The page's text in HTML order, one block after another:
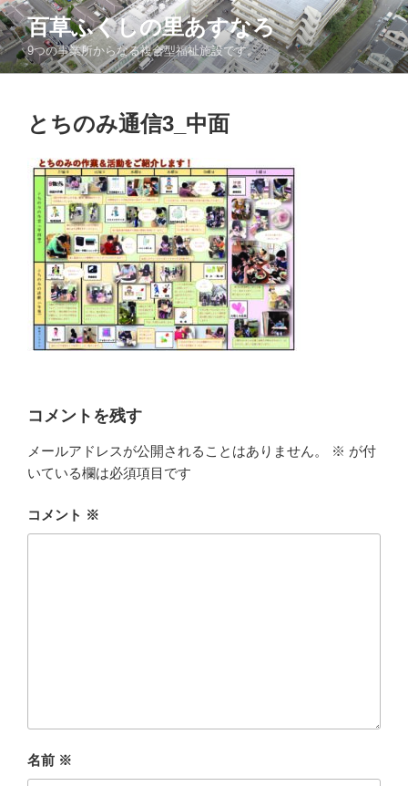
コ
ン
テ
ン
百草ふくしの里あすなろ
9つの事業所からなる複合型福祉施設です。
とちのみ通信3_中面
コメントを残す
メールアドレスが公開されることはありません。 ※ が付
いている欄は必須項目です
コメント ※
名前 ※